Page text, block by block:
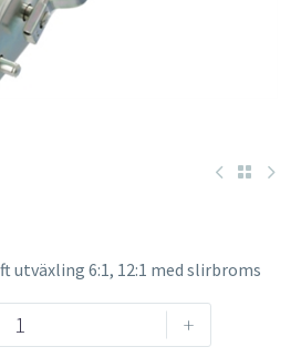
utväxling 6:1, 12:1 med slirbroms
+